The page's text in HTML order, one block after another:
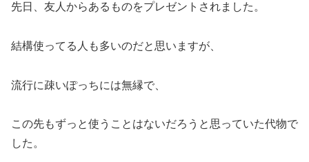
先日、友人からあるものをプレゼントされました。
結構使ってる人も多いのだと思いますが、
流行に疎いぽっちには無縁で、
この先もずっと使うことはないだろうと思っていた代物で
した。